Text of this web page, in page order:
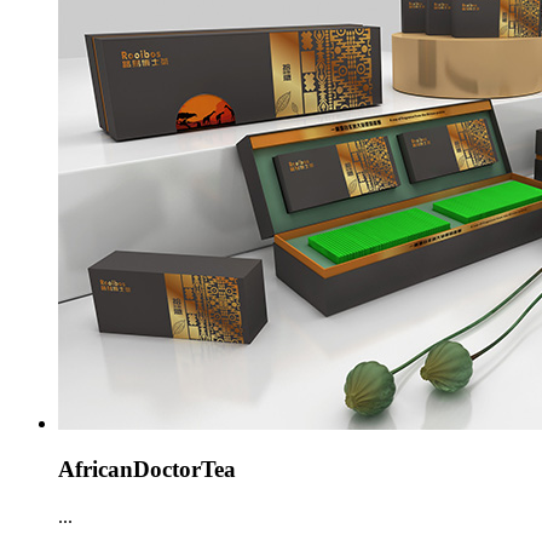
AfricanDoctorTea
...